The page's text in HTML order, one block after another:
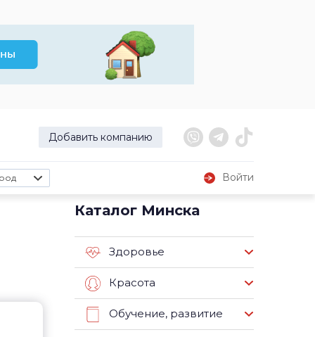
Добавить компанию
Войти
Каталог Минска
Здоровье
Красота
Обучение, развитие